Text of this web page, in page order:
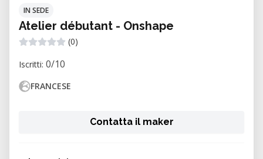
IN SEDE
Atelier débutant - Onshape
(0)
Iscritti: 0/10
FRANCESE
Contatta il maker